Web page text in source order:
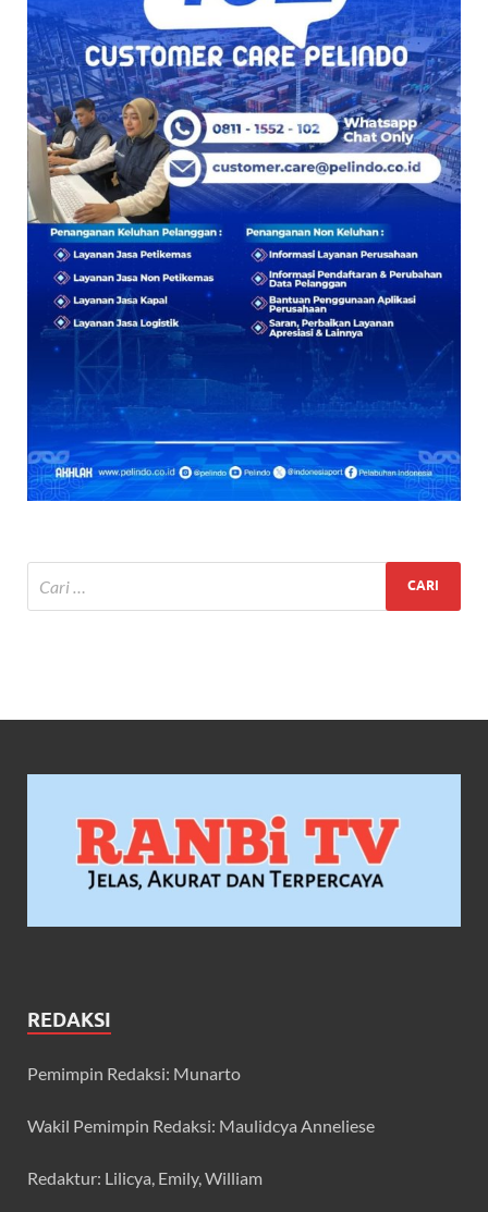
REDAKSI
Pemimpin Redaksi: Munarto
Wakil Pemimpin Redaksi: Maulidcya Anneliese
Redaktur: Lilicya, Emily, William